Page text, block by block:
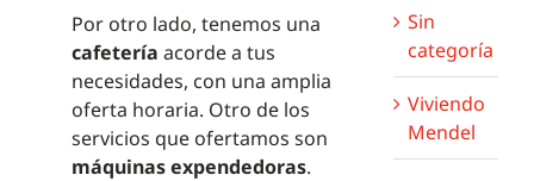
Por otro lado, tenemos una
cafetería acorde a tus
necesidades, con una amplia
oferta horaria. Otro de los
servicios que ofertamos son
máquinas expendedoras.
Sin
categoría
Viviendo
Mendel